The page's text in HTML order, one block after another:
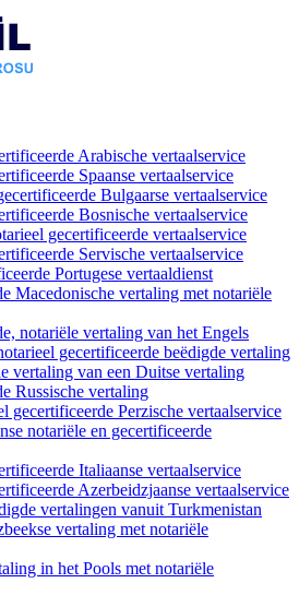
Arabische vertaalservice
Spaanse vertaalservice
Bulgaarse vertaalservice
Bosnische vertaalservice
gecertificeerde vertaalservice
Servische vertaalservice
Portugese vertaaldienst
vertaling met notariële
notariële vertaling van het Engels
gecertificeerde beëdigde vertaling
van een Duitse vertaling
vertaling
Perzische vertaalservice
notariële en gecertificeerde
Italiaanse vertaalservice
Azerbeidzjaanse vertaalservice
vertalingen vanuit Turkmenistan
vertaling met notariële
in het Pools met notariële